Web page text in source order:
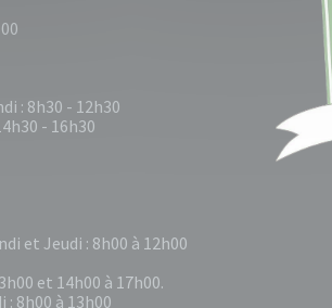
: 8h30 - 12h30
- 16h30
et Jeudi : 8h00 à 12h00
et 14h00 à 17h00.
: 8h00 à 13h00